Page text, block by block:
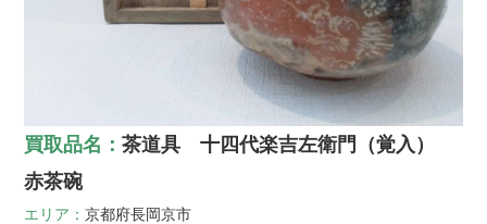
買取品名：茶道具 十四代楽吉左衛門（覚入）
赤茶碗
エリア：京都府長岡京市